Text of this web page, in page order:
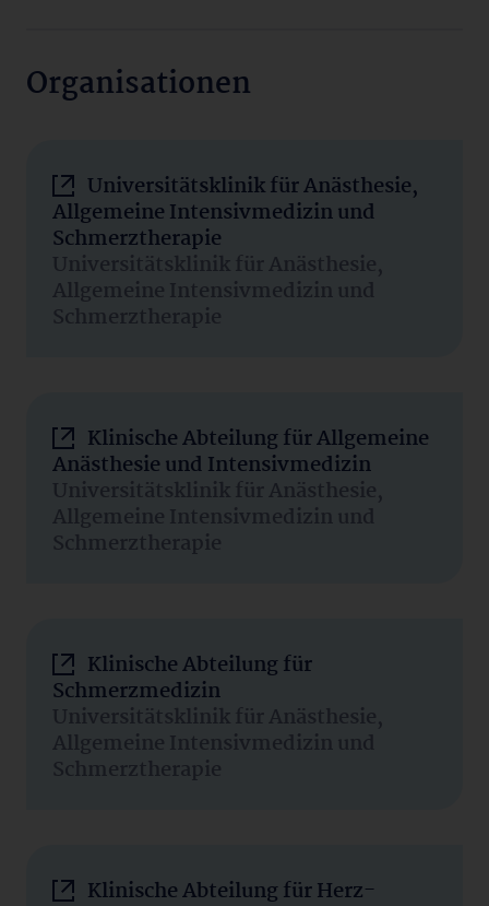
Organisationen
Universitätsklinik für Anästhesie,
Allgemeine Intensivmedizin und
Schmerztherapie
Universitätsklinik für Anästhesie,
Allgemeine Intensivmedizin und
Schmerztherapie
Klinische Abteilung für Allgemeine
Anästhesie und Intensivmedizin
Universitätsklinik für Anästhesie,
Allgemeine Intensivmedizin und
Schmerztherapie
Klinische Abteilung für
Schmerzmedizin
Universitätsklinik für Anästhesie,
Allgemeine Intensivmedizin und
Schmerztherapie
Klinische Abteilung für Herz-